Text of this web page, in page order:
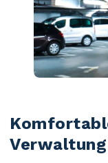
Verwaltung